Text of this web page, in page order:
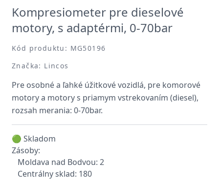
Kompresiometer pre dieselové
motory, s adaptérmi, 0-70bar
Kód produktu: MG50196
Značka: Lincos
Pre osobné a ľahké úžitkové vozidlá, pre komorové
motory a motory s priamym vstrekovaním (diesel),
rozsah merania: 0-70bar.
🟢 Skladom
Zásoby:
Moldava nad Bodvou: 2
Centrálny sklad: 180